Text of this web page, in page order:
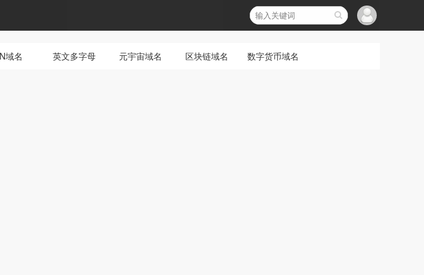
域名 英文多字母 元宇宙域名 区块链域名 数字货币域名